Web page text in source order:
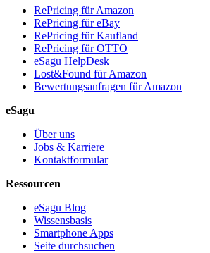
RePricing für Amazon
RePricing für eBay
RePricing für Kaufland
RePricing für OTTO
eSagu HelpDesk
Lost&Found für Amazon
Bewertungsanfragen für Amazon
eSagu
Über uns
Jobs & Karriere
Kontaktformular
Ressourcen
eSagu Blog
Wissensbasis
Smartphone Apps
Seite durchsuchen